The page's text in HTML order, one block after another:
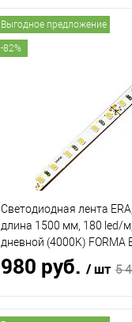
Выгодное предложение
-82%
Светодиодная лента
длина 1500 мм, 180 led/
дневной (4000K) FORMA
(ФОРМА Э ФУНЦИОНЕ)
980 руб. / шт 5